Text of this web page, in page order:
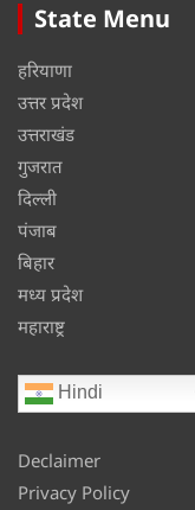
State Menu
हरियाणा
उत्तर प्रदेश
उत्तराखंड
गुजरात
दिल्ली
पंजाब
बिहार
मध्य प्रदेश
महाराष्ट्र
Hindi
Declaimer
Privacy Policy